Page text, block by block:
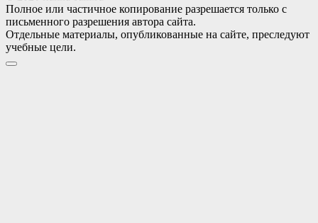
Полное или частичное копирование разрешается только с
письменного разрешения автора сайта.
Отдельные материалы, опубликованные на сайте, преследуют
учебные цели.